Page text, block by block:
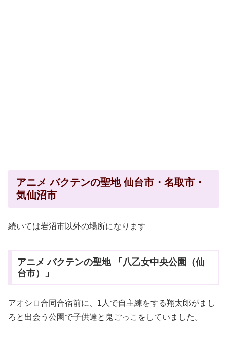
アニメ バクテンの聖地 仙台市・名取市・
気仙沼市
続いては岩沼市以外の場所になります
アニメ バクテンの聖地 「八乙女中央公園（仙
台市）」
アオシロ合同合宿前に、1人で自主練をする翔太郎がまし
ろと出会う公園で子供達と鬼ごっこをしていました。